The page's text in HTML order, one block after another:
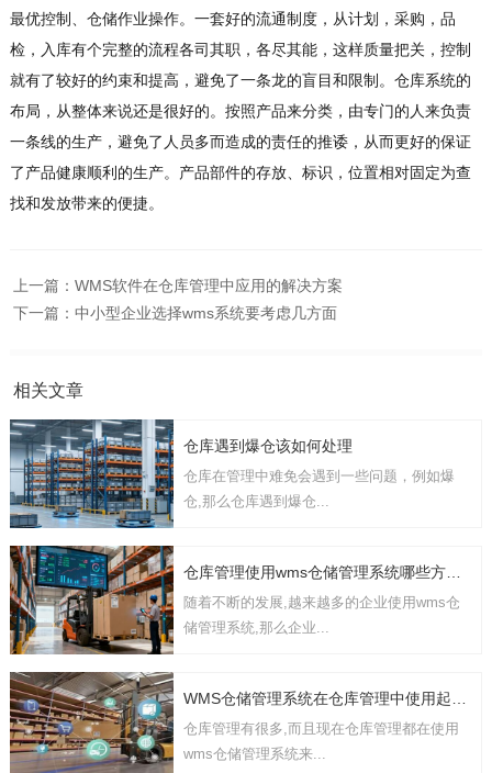
最优控制、仓储作业操作。一套好的流通制度，从计划，采购，品
检，入库有个完整的流程各司其职，各尽其能，这样质量把关，控制
就有了较好的约束和提高，避免了一条龙的盲目和限制。仓库系统的
布局，从整体来说还是很好的。按照产品来分类，由专门的人来负责
一条线的生产，避免了人员多而造成的责任的推诿，从而更好的保证
了产品健康顺利的生产。产品部件的存放、标识，位置相对固定为查
找和发放带来的便捷。
上一篇： WMS软件在仓库管理中应用的解决方案
下一篇： 中小型企业选择wms系统要考虑几方面
相关文章
仓库遇到爆仓该如何处理
仓库在管理中难免会遇到一些问题，例如爆
仓,那么仓库遇到爆仓...
随着不断的发展,越来越多的企业使用wms仓
储管理系统,那么企业...
WMS仓储管理系统在仓库管理中使用起到哪些作用
仓库管理有很多,而且现在仓库管理都在使用
wms仓储管理系统来...